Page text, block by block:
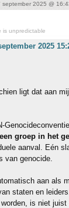
september 2025 @
is unpredictable
2025
ligt dat aan
groep in het
aanval. Eén
van genocide.
aan als
staten en
is niet juist